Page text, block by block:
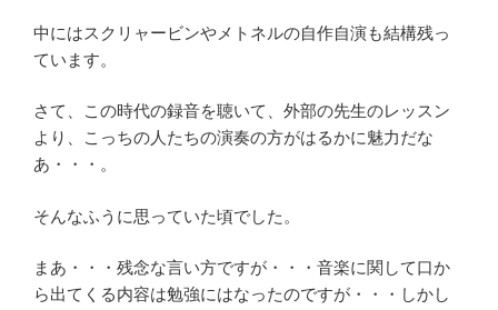
中にはスクリャービンやメトネルの自作自演も結構残っ
ています。
さて、この時代の録音を聴いて、外部の先生のレッスン
より、こっちの人たちの演奏の方がはるかに魅力だな
あ・・・。
そんなふうに思っていた頃でした。
まあ・・・残念な言い方ですが・・・音楽に関して口か
ら出てくる内容は勉強にはなったのですが・・・しかし